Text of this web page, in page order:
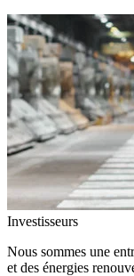
Investisseurs
Nous sommes une
et des énergies